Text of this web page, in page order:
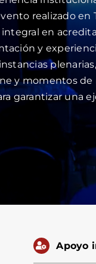
realizado en
en
y
y momentos
garantizar una
Apoyo